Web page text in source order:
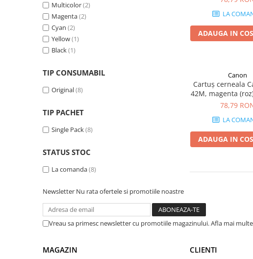
Consumabile imprimanta
Capete imprimare
compatibile
Tonere compatibile
Imprimante 3D
Multicolor(2)
Magenta(2)
Cyan (2)
Yellow(1)
Black(1)
TIP CONSUMABIL
Original(8)
TIP PACHET
Single Pack(8)
STATUS STOC
La comanda(8)
LA
ADAUGA IN COS
Canon
Cartuș cerneala
42M, magenta
416
78,79
LA
ADAUGA IN COS
Newsletter Nu rata ofertele si promotiile noastre
Vreau sa primesc newsletter cu promotiile magazinului. Afla mai
MAGAZIN CLIENTI